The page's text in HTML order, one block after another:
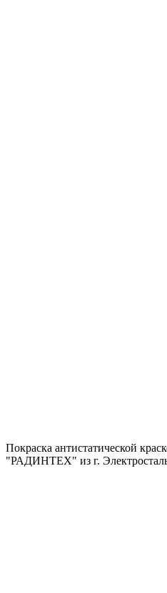
Покраска антистатической
"РАДИНТЕХ" из г.